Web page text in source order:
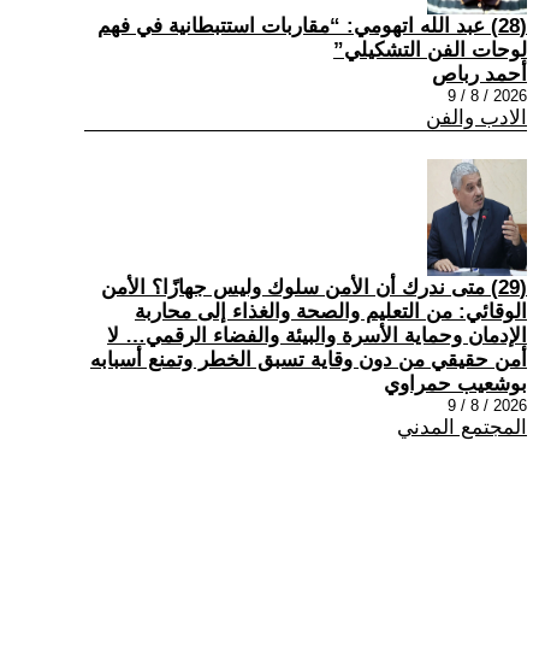
(28) عبد الله اتهومي: “مقاربات استتبطانية في فهم
لوحات الفن التشكيلي”
أحمد رباص
2026 / 8 / 9
الادب والفن
(29) متى ندرك أن الأمن سلوك وليس جهازًا؟ الأمن
الوقائي: من التعليم والصحة والغذاء إلى محاربة
الإدمان وحماية الأسرة والبيئة والفضاء الرقمي… لا
أمن حقيقي من دون وقاية تسبق الخطر وتمنع أسبابه
بوشعيب حمراوي
2026 / 8 / 9
المجتمع المدني